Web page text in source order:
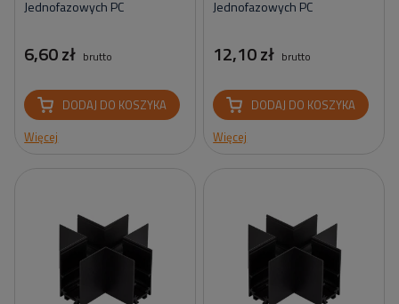
Jednofazowych PC
6,60 zł brutto
DODAJ DO KOSZYKA
Więcej
Jednofazowych PC
12,10 zł brutto
DODAJ DO KOSZYKA
Więcej